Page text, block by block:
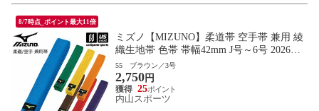
8/7時点_ポイント最大11倍
ミズノ【MIZUNO】柔道帯 空手帯 兼用 綾
織生地帯 色帯 帯幅42mm J号～6号 2026年
継続モデル【22JV9A18 帯 柔道 空手 空手
道 刺繍加工不可】【翌日配達対象】[自社]
55 ブラウン／3号
2,750円
25
内山スポーツ